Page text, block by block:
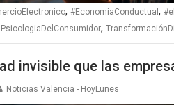
, #EconomiaConductual ,
PsicologiaDelConsumidor,
invisible que las
Noticias Valencia - HoyLunes